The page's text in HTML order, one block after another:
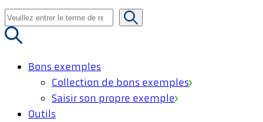
Recherche
de
Bons exemples
Collection de bons exemples
Saisir son propre exemple
Outils